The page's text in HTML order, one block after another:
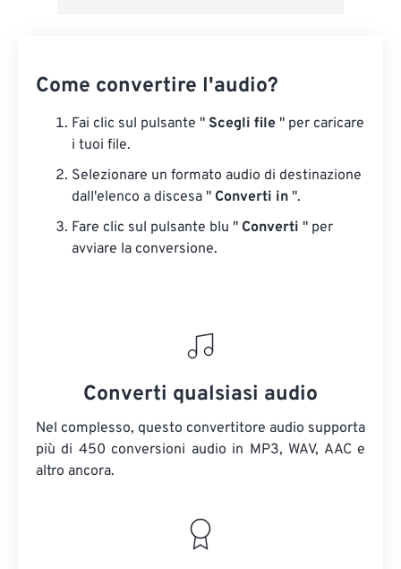
Come convertire l'audio?
Fai clic sul pulsante " Scegli file " per caricare
i tuoi file.
Selezionare un formato audio di destinazione
dall'elenco a discesa " Converti in ".
Fare clic sul pulsante blu " Converti " per
avviare la conversione.
Converti qualsiasi audio
Nel complesso, questo convertitore audio supporta
più di 450 conversioni audio in MP3, WAV, AAC e
altro ancora.